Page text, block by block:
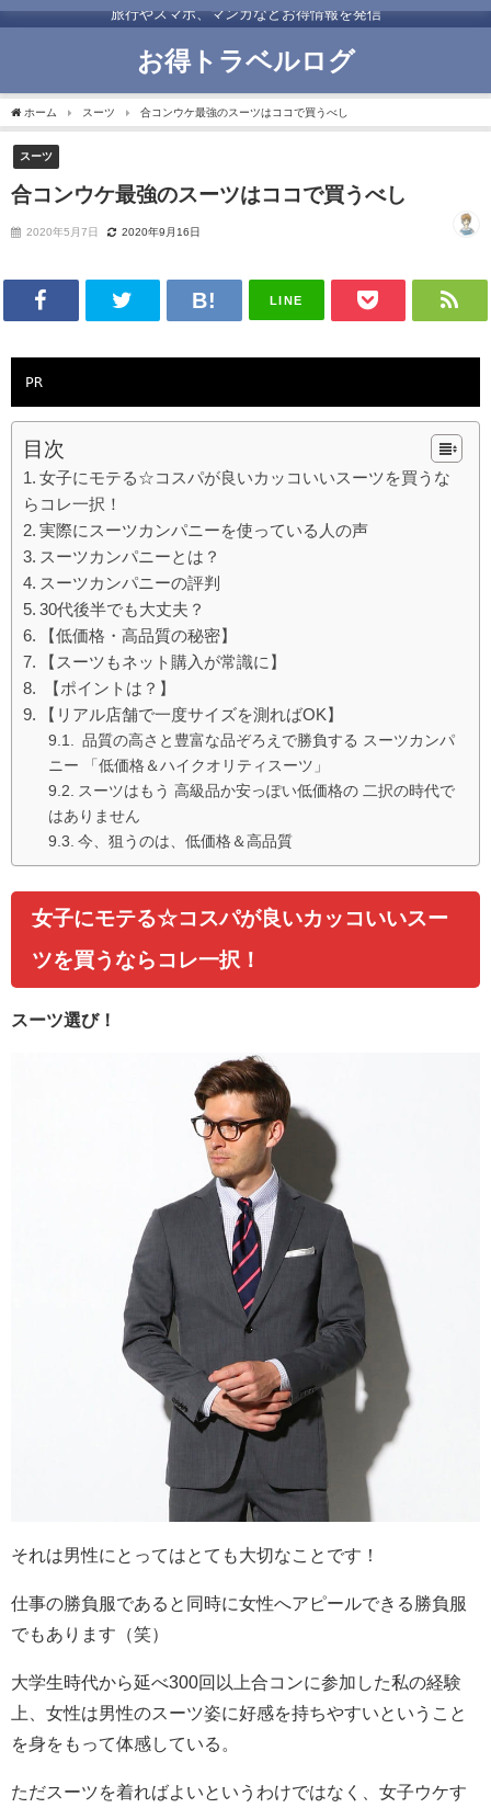
旅行やスマホ、マンガなどお得情報を発信
お得トラベルログ
ホーム スーツ 合コンウケ最強のスーツはココで買うべし
スーツ
合コンウケ最強のスーツはココで買うべし
2020年5月7日 2020年9月16日
LINE
PR
目次
女子にモテる☆コスパが良いカッコいいスーツを買うな
らコレ一択！
実際にスーツカンパニーを使っている人の声
スーツカンパニーとは？
スーツカンパニーの評判
30代後半でも大丈夫？
【低価格・高品質の秘密】
【スーツもネット購入が常識に】
【ポイントは？】
【リアル店舗で一度サイズを測ればOK】
品質の高さと豊富な品ぞろえで勝負する スーツカンパ
ニー 「低価格＆ハイクオリティスーツ」
スーツはもう 高級品か安っぽい低価格の 二択の時代で
はありません
今、狙うのは、低価格＆高品質
女子にモテる☆コスパが良いカッコいいスー
ツを買うならコレ一択！
スーツ選び！
それは男性にとってはとても大切なことです！
仕事の勝負服であると同時に女性へアピールできる勝負服
でもあります（笑）
大学生時代から延べ300回以上合コンに参加した私の経験
上、女性は男性のスーツ姿に好感を持ちやすいということ
を身をもって体感している。
ただスーツを着ればよいというわけではなく、女子ウケす